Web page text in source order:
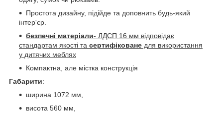
Простота дизайну, підійде та доповнить будь-який
інтер'єр.
безпечні матеріали- ЛДСП 16 мм відповідає
стандартам якості та сертифіковане для використання
у дитячих меблях
Компактна, але містка конструкція
Габарити:
ширина 1072 мм,
висота 560 мм,